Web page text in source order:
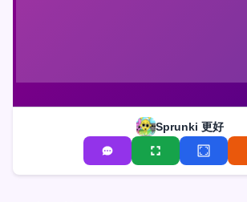
Sprunki 更好